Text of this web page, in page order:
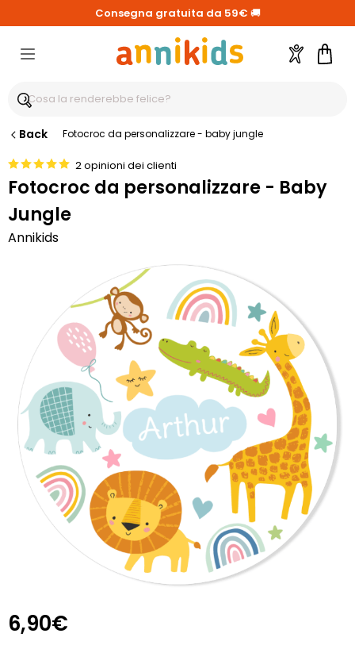
Consegna gratuita da 59€ 🚚
Account
Back Fotocroc da personalizzare - baby jungle
2 opinioni dei clienti
Fotocroc da personalizzare - Baby
Jungle
Annikids
6,90€